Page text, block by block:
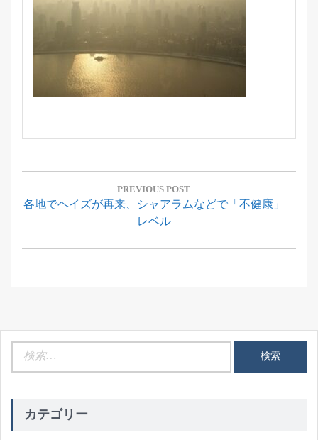
投
ナ
ゲ
シ
ン
PREVIOUS POST
Previous
各地でヘイズが再来、シャアラムなどで「不健康」
レベル
カテゴリー